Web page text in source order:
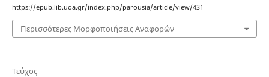
https://epub.lib.uoa.gr/index.php/parousia/article/view/431
Περισσότερες Μορφοποιήσεις Αναφορών
Τεύχος